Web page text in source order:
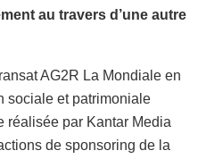
au travers d’une autre
AG2R La Mondiale en
sociale et patrimoniale
réalisée par Kantar Media
de sponsoring de la